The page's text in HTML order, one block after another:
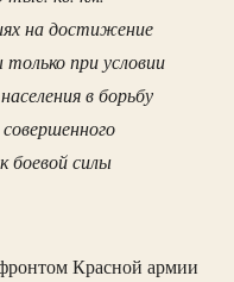
на достижение
при условии
в борьбу
боевой силы
Красной армии